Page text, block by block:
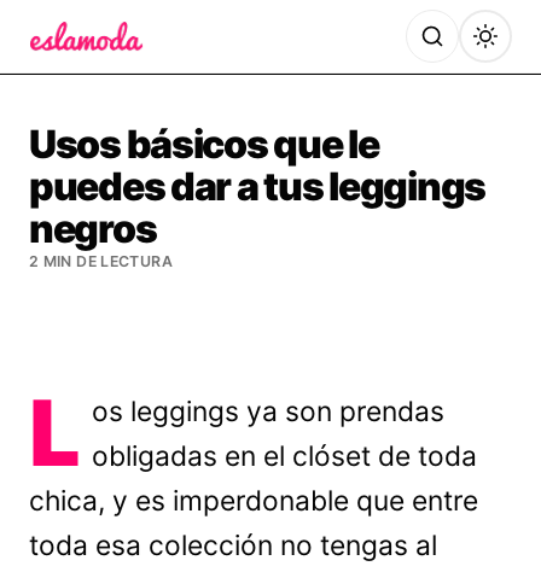
Usos básicos que le
puedes dar a tus leggings
negros
2 MIN DE LECTURA
L os leggings ya son prendas
obligadas en el clóset de toda
chica, y es imperdonable que entre
toda esa colección no tengas al